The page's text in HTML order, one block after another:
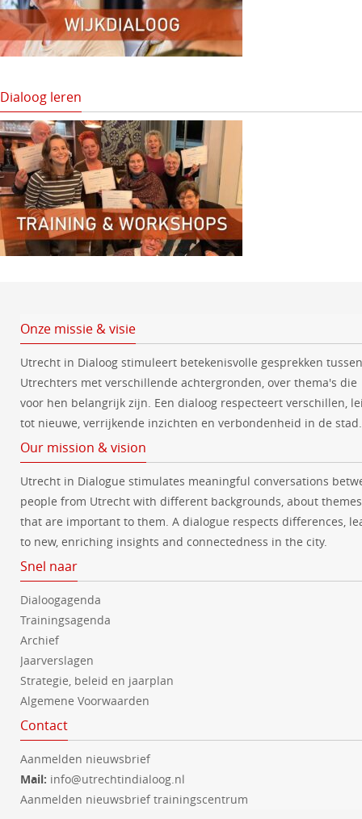
Dialoog leren
Onze missie & visie
Utrecht in Dialoog stimuleert betekenisvolle gesprekken tussen
Utrechters met verschillende achtergronden, over thema's die
voor hen belangrijk zijn. Een dialoog respecteert verschillen,
tot nieuwe, verrijkende inzichten en verbondenheid in de stad.
Our mission & vision
Utrecht in Dialogue stimulates meaningful conversations
people from Utrecht with different backgrounds, about themes
that are important to them. A dialogue respects differences,
to new, enriching insights and connectedness in the city.
Snel naar
Dialoogagenda
Trainingsagenda
Archief
Jaarverslagen
Strategie, beleid en jaarplan
Algemene Voorwaarden
Contact
Aanmelden nieuwsbrief
Mail: info@utrechtindialoog.nl
Aanmelden nieuwsbrief trainingscentrum